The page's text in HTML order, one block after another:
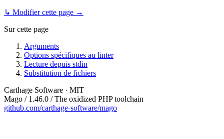
↳ Modifier cette page →
Sur cette page
Arguments
Options spécifiques au linter
Lecture depuis stdin
Substitution de fichiers
Carthage Software · MIT
Mago / 1.46.0 / The oxidized PHP toolchain
github.com/carthage-software/mago